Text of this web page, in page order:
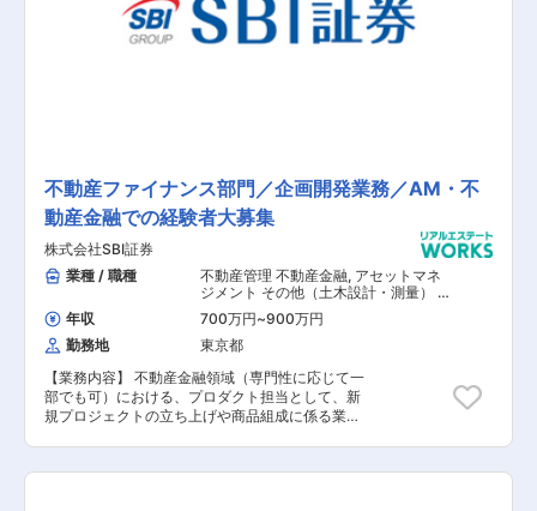
ョンを企画開発する「企画開発事業」3つの大き
な柱を軸に事業を展開しています。 有名建築デザ
イナーとコラボレーションし、デザイン性と居住
不動産ファイナンス部門／企画開発業務／AM・不
動産金融での経験者大募集
株式会社SBI証券
業種 / 職種
不動産管理 不動産金融, アセットマネ
ジメント その他（土木設計・測量） そ
の他（建築設計・積算）
年収 700万円~900万円
勤務地
東京都
【業務内容】 不動産金融領域（専門性に応じて一
部でも可）における、プロダクト担当として、新
規プロジェクトの立ち上げや商品組成に係る業務
ラクチャーの検討、関係当事者の調整、ドキュメ